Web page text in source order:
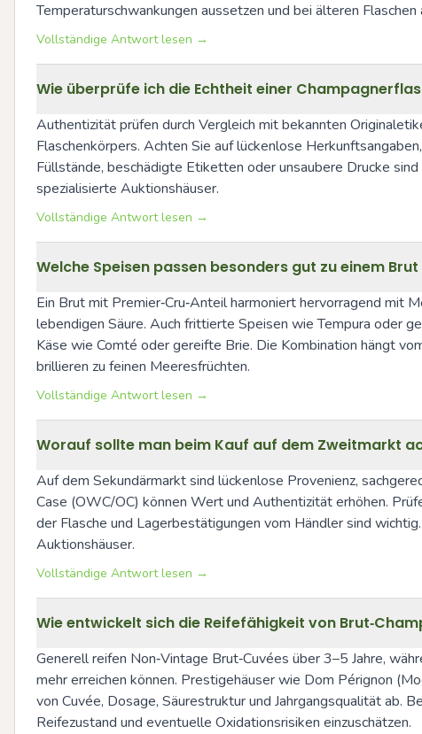
Temperaturschwankungen aussetzen und bei älteren
Vollständige Antwort lesen →
Wie überprüfe ich die Echtheit einer
Authentizität prüfen durch Vergleich mit bekannten
Flaschenkörpers. Achten Sie auf lückenlose
Füllstände, beschädigte Etiketten oder unsaubere Drucke
spezialisierte Auktionshäuser.
Vollständige Antwort lesen →
Welche Speisen passen besonders gut zu einem Brut
Ein Brut mit Premier‑Cru‑Anteil harmoniert hervorragend mit
lebendigen Säure. Auch frittierte Speisen wie Tempura oder
Käse wie Comté oder gereifte Brie. Die Kombination hängt
brillieren zu feinen Meeresfrüchten.
Vollständige Antwort lesen →
Worauf sollte man beim Kauf auf dem Zweitmarkt
Auf dem Sekundärmarkt sind lückenlose Provenienz,
Case (OWC/OC) können Wert und Authentizität erhöhen.
der Flasche und Lagerbestätigungen vom Händler sind
Auktionshäuser.
Vollständige Antwort lesen →
Wie entwickelt sich die Reifefähigkeit von
Generell reifen Non‑Vintage Brut‑Cuvées über 3–5 Jahre,
mehr erreichen können. Prestigehäuser wie Dom Pérignon
von Cuvée, Dosage, Säurestruktur und Jahrgangsqualität ab.
Reifezustand und eventuelle Oxidationsrisiken einzuschätzen.